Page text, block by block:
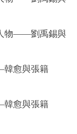
物——劉禹錫與
韓愈與張籍
韓愈與張籍